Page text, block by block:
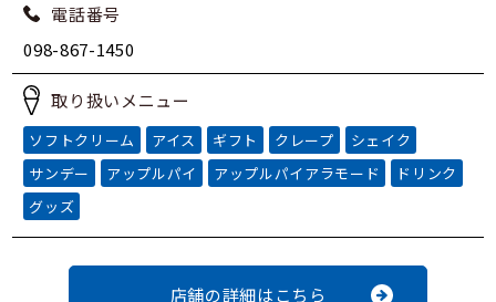
電話番号
098-867-1450
取り扱いメニュー
ソフトクリーム アイス ギフト クレープ
シェイク
サンデー
アップルパイ アップルパイアラモード
ドリンク
グッズ
店舗の詳細はこちら